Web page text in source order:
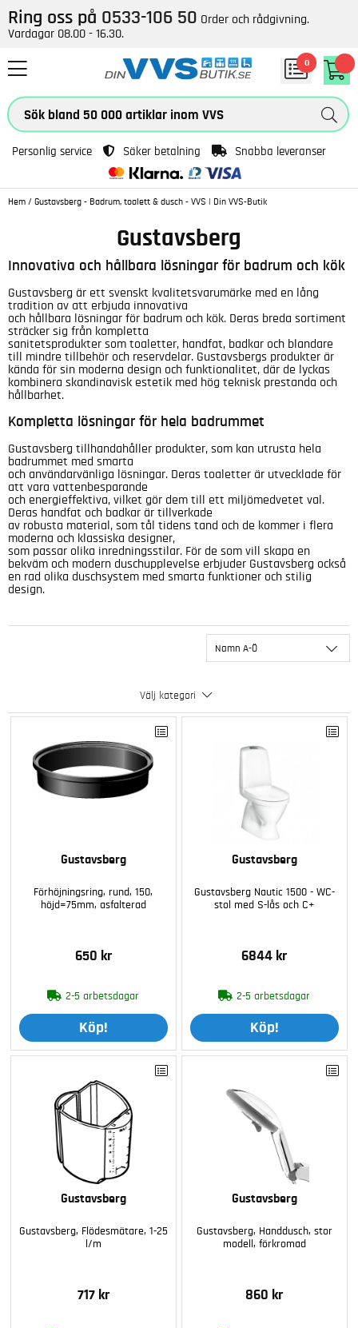
Ring oss på 0533-106 50 Order och rådgivning.
Vardagar 08.00 - 16.30.
0
Personlig service Säker betalning Snabba leveranser
Hem / Gustavsberg - Badrum, toalett & dusch - VVS | Din VVS-Butik
Gustavsberg
Innovativa och hållbara lösningar för badrum och kök
Gustavsberg är ett svenskt kvalitetsvarumärke med en lång
tradition av att erbjuda innovativa
och hållbara lösningar för badrum och kök. Deras breda sortiment
sträcker sig från kompletta
sanitetsprodukter som toaletter, handfat, badkar och blandare
till mindre tillbehör och reservdelar. Gustavsbergs produkter är
kända för sin moderna design och funktionalitet, där de lyckas
kombinera skandinavisk estetik med hög teknisk prestanda och
hållbarhet.
Kompletta lösningar för hela badrummet
Gustavsberg tillhandahåller produkter, som kan utrusta hela
badrummet med smarta
och användarvänliga lösningar. Deras toaletter är utvecklade för
att vara vattenbesparande
och energieffektiva, vilket gör dem till ett miljömedvetet val.
Deras handfat och badkar är tillverkade
av robusta material, som tål tidens tand och de kommer i flera
moderna och klassiska designer,
som passar olika inredningsstilar. För de som vill skapa en
bekväm och modern duschupplevelse erbjuder Gustavsberg också
en rad olika duschsystem med smarta funktioner och stilig
design.
Namn A-Ö
Välj kategori
Gustavsberg
Förhöjningsring, rund, 150,
höjd=75mm, asfalterad
650 kr
2-5 arbetsdagar
Köp!
Gustavsberg
Gustavsberg Nautic 1500 - WC-
stol med S-lås och C+
6844 kr
2-5 arbetsdagar
Köp!
Gustavsberg
Gustavsberg, Flödesmätare, 1-25
l/m
717 kr
Gustavsberg
Gustavsberg, Handdusch, stor
modell, förkromad
860 kr